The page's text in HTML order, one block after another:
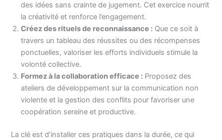
des idées sans crainte de jugement. Cet exercice nourrit
la créativité et renforce l’engagement.
Créez des rituels de reconnaissance : Que ce soit à
travers un tableau des réussites ou des récompenses
ponctuelles, valoriser les efforts individuels stimule la
volonté collective.
Formez à la collaboration efficace : Proposez des
ateliers de développement sur la communication non
violente et la gestion des conflits pour favoriser une
coopération sereine et productive.
La clé est d’installer ces pratiques dans la durée, ce qui